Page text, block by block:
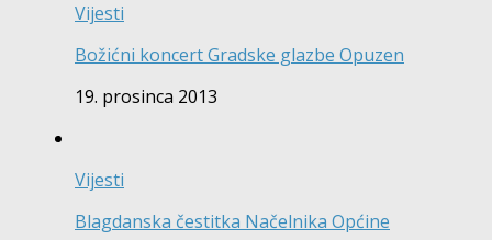
Vijesti
Božićni koncert Gradske glazbe Opuzen
19. prosinca 2013
Vijesti
Blagdanska čestitka Načelnika Općine